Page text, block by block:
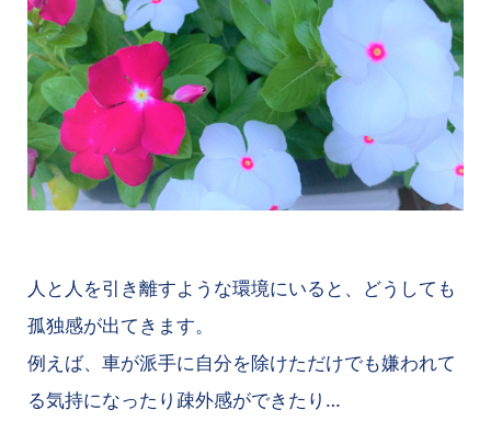
人と人を引き離すような環境にいると、どうしても
孤独感が出てきます。
例えば、車が派手に自分を除けただけでも嫌われて
る気持になったり疎外感ができたり…